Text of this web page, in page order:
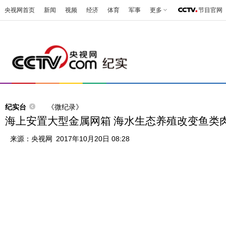
央视网首页 新闻 视频 经济 体育 军事 更多 节目官网
纪实台 《微纪录》
海上安置大型金属网箱 海水生态养殖改变鱼类
来源： 央视网 2017年10月20日 08:28